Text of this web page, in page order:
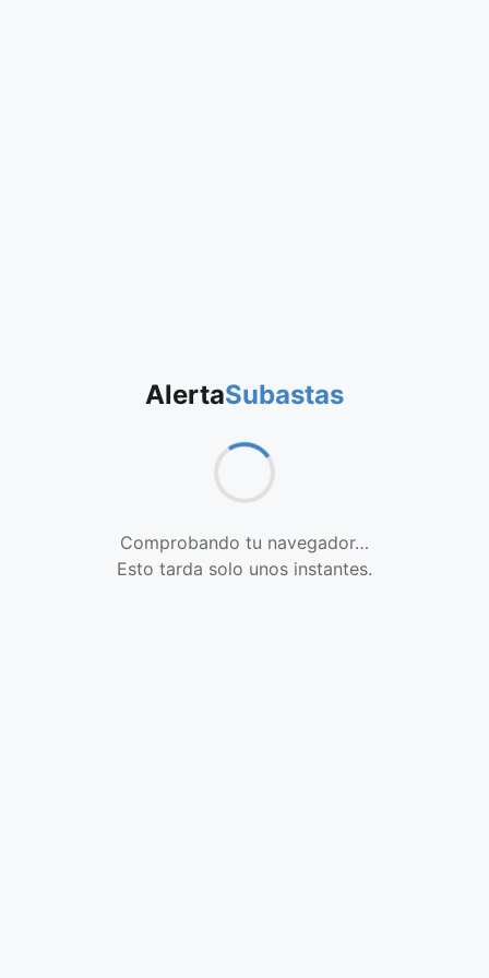
AlertaSubastas
Comprobando tu navegador…
Esto tarda solo unos instantes.